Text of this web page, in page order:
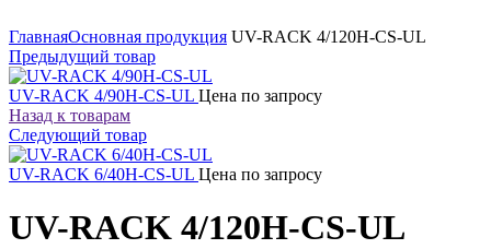
ГлавнаяОсновная продукция UV-RACK 4/120H-CS-UL
Предыдущий товар
UV-RACK 4/90H-CS-UL Цена по запросу
Назад к товарам
Следующий товар
UV-RACK 6/40H-CS-UL Цена по запросу
UV-RACK 4/120H-CS-UL